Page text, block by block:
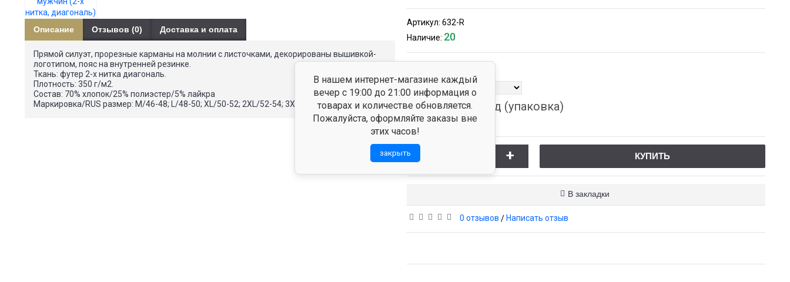
В нашем интернет-магазине каждый
вечер с 19:00 до 21:00 информация о
товарах и количестве обновляется.
Пожалуйста, оформляйте заказы вне
этих часов!
закрыть
Описание Отзывов (0) Доставка и оплата
Прямой силуэт, прорезные карманы на молнии с листочками, декорированы вышивкой-
логотипом, пояс на внутренней резинке.
Ткань: футер 2-х нитка диагональ.
Плотность: 350 г/м2.
Состав: 70% хлопок/25% полиэстер/5% лайкра
Маркировка/RUS размер: M/46-48; L/48-50; XL/50-52; 2XL/52-54; 3XL/54-56
Артикул: 632-R
Наличие: 20
Размерный ряд (упаковка)
М-L-XL-2XL-3XL
+ КУПИТЬ
В закладки
0 отзывов / Написать отзыв